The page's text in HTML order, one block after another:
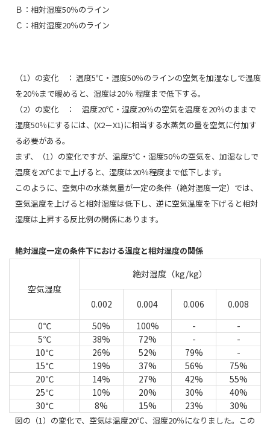
Ｂ：相対湿度50％のライン
Ｃ：相対湿度20％のライン
（1）の変化 ： 温度5℃・湿度50％のラインの空気を加湿なしで温度
を20％まで暖めると、湿度は20％ 程度まで低下する。
（2）の変化 ： 温度20℃・湿度20％の空気を温度を20％のままで
湿度50％にするには、(X2－X1)に相当する水蒸気の量を空気に付加す
る必要がある。
まず、（1）の変化ですが、温度5℃・湿度50％の空気を、加湿なしで
温度を20℃まで上げると、湿度は20％程度まで低下します。
このように、空気中の水蒸気量が一定の条件（絶対湿度一定）では、
空気温度を上げると相対湿度は低下し、逆に空気温度を下げると相対
湿度は上昇する反比例の関係にあります。
絶対湿度一定の条件下における温度と相対湿度の関係
空気湿度
絶対湿度（kg/kg）
0.002 0.004 0.006
0.008
0℃
50% 100% -
-
5℃
38% 72% -
-
10℃
26% 52% 79%
-
15℃
19% 37% 56%
75%
20℃
14% 27% 42%
55%
25℃
10% 20% 30%
40%
30℃
8% 15% 23% 30%
図の（1）の変化で、空気は温度20℃、湿度20％になりました。この